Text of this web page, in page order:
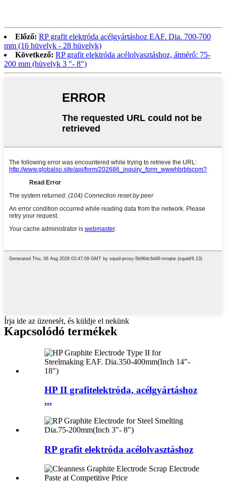
Előző: RP grafit elektróda acélgyártáshoz EAF. Dia. 700-700
mm (16 hüvelyk - 28 hüvelyk)
Következő: RP grafit elektróda acélolvasztáshoz, átmérő: 75-
200 mm (hüvelyk 3 "- 8")
Írja ide az üzenetét, és küldje el nekünk
Kapcsolódó termékek
HP II grafitelektróda, acélgyártáshoz
...
RP grafit elektróda acélolvasztáshoz